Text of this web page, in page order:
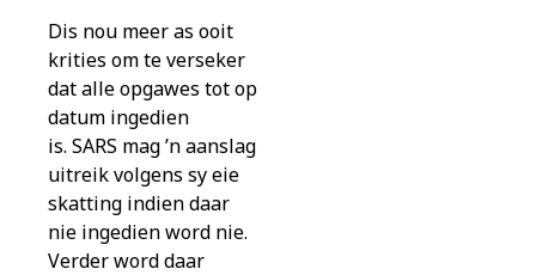
Dis nou meer as ooit
krities om te verseker
dat alle opgawes tot op
datum ingedien
is. SARS mag ’n aanslag
uitreik volgens sy eie
skatting indien daar
nie ingedien word nie.
Verder word daar